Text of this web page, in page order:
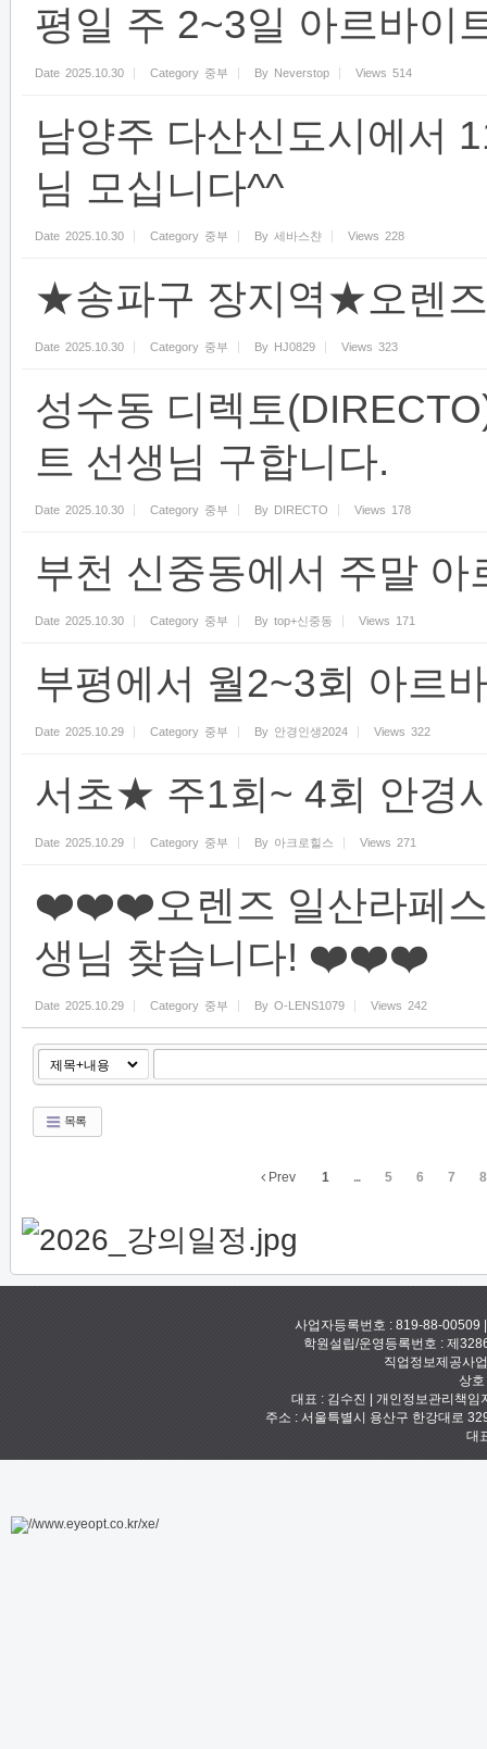
평일 주 2~3일 아르바이
Date 2025.10.30 Category 중부 By Neverstop Views 514
남양주 다산신도시에서
님 모십니다^^
Date 2025.10.30 Category 중부 By 세바스챤 Views 228
★송파구 장지역★오렌
Date 2025.10.30 Category 중부 By HJ0829 Views 323
성수동 디렉토
트 선생님 구합니다.
Date 2025.10.30 Category 중부 By DIRECTO Views 178
부천 신중동에서 주말
Date 2025.10.30 Category 중부 By top+신중동 Views 171
부평에서 월2~3회 아르
Date 2025.10.29 Category 중부 By 안경인생2024 Views 322
서초★ 주1회~ 4회 안경
Date 2025.10.29 Category 중부 By 아크로힐스 Views 271
❤️❤️❤️오렌즈 일산라페스
생님 찾습니다! ❤️❤️❤️
Date 2025.10.29 Category 중부 By O-LENS1079 Views 242
목록
Prev 1 ... 5 6 7 8
사업자등록번호 : 819-88-00509
학원설립/운영등록번호 : 제
직업정보제공사
상
대표 : 김수진 | 개인정보관리책
주소 : 서울특별시 용산구 한강대로
대